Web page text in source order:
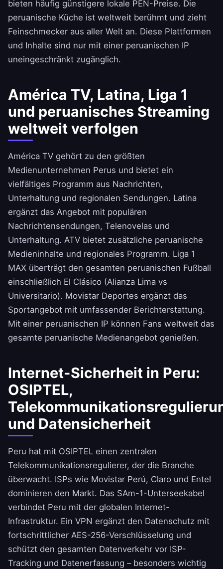
bieten häufig günstigere lokale PEN-Preise. Die
peruanische Küche ist weltweit berühmt und zieht
Feinschmecker aus aller Welt an. Diese Plattformen
und Inhalte sind nur mit einer peruanischen IP
uneingeschränkt zugänglich.
América TV, Latina, Liga 1
und peruanisches Streaming
weltweit verfolgen
América TV gehört zu den größten
Medienunternehmen Perus und bietet ein
vielfältiges Programm aus Nachrichten,
Unterhaltung und regionalen Sendungen. Latina
ergänzt das Angebot mit populären
Nachrichtensendungen, Telenovelas und
Unterhaltung. ATV bietet zusätzliche peruanische
Medieninhalte und regionales Programm. Liga 1
MAX überträgt den gesamten peruanischen Fußball
einschließlich El Clásico (Alianza Lima vs
Universitario). Movistar Deportes ergänzt das
Sportangebot mit umfassender Berichterstattung.
Mit einer peruanischen IP können Fans weltweit das
gesamte peruanische Medienangebot genießen.
Internet-Sicherheit in Peru:
OSIPTEL,
und Datensicherheit
Peru hat mit OSIPTEL einen zentralen
Telekommunikationsregulierer, der die Branche
überwacht. ISPs wie Movistar Perú, Claro und Entel
dominieren den Markt. Das SAm-1-Unterseekabel
verbindet Peru mit der globalen Internet-
Infrastruktur. Ein VPN ergänzt den Datenschutz mit
fortschrittlicher AES-256-Verschlüsselung und
schützt den gesamten Datenverkehr vor ISP-
Tracking und Datenerfassung – besonders wichtig